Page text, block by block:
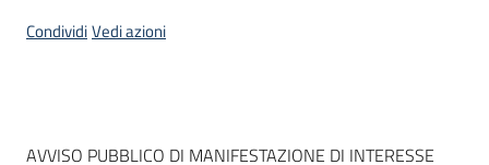
CondividiVedi azioni
Dati del bando
AVVISO PUBBLICO DI MANIFESTAZIONE DI INTERESSE